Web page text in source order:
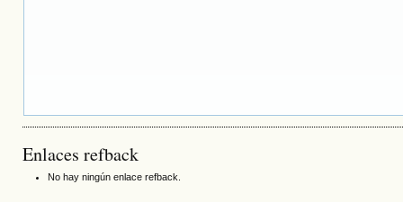
Enlaces refback
No hay ningún enlace refback.